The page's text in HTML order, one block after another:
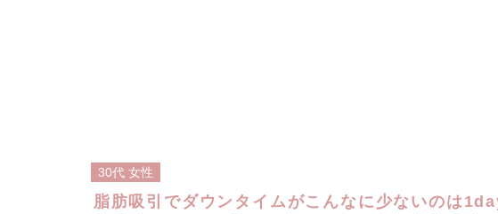
30代 女性
脂肪吸引でダウンタイムがこんなに少ないのは